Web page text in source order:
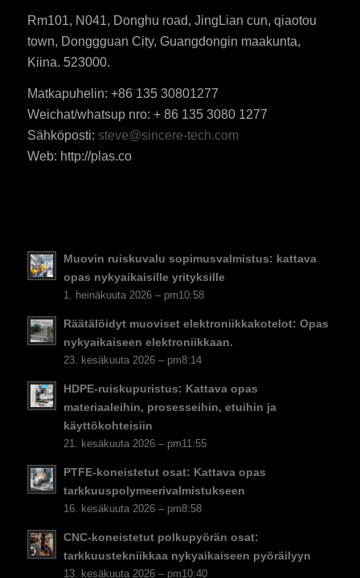
Rm101, N041, Donghu road, JingLian cun, qiaotou
town, Donggguan City, Guangdongin maakunta,
Kiina. 523000.
Matkapuhelin: +86 135 30801277
Weichat/whatsup nro: + 86 135 3080 1277
Sähköposti: steve@sincere-tech.com
Web: http://plas.co
Muovin ruiskuvalu sopimusvalmistus: kattava
opas nykyaikaisille yrityksille
1. heinäkuuta 2026 – pm10:58
Räätälöidyt muoviset elektroniikkakotelot: Opas
nykyaikaiseen elektroniikkaan.
23. kesäkuuta 2026 – pm8:14
HDPE-ruiskupuristus: Kattava opas
materiaaleihin, prosesseihin, etuihin ja
käyttökohteisiin
21. kesäkuuta 2026 – pm11:55
PTFE-koneistetut osat: Kattava opas
tarkkuuspolymeerivalmistukseen
16. kesäkuuta 2026 – pm8:58
CNC-koneistetut polkupyörän osat:
tarkkuustekniikkaa nykyaikaiseen pyöräilyyn
13. kesäkuuta 2026 – pm10:40
RU
NL
PL
ES
JA
PT
CS
DA
RO
ES_MX